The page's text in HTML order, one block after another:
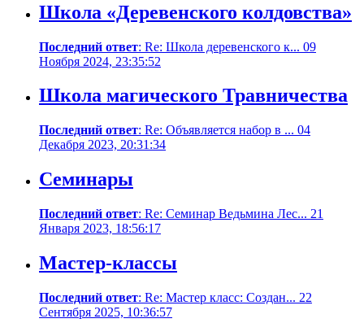
Школа «Деревенского колдовства»
Последний ответ: Re: Школа деревенского к... 09
Ноября 2024, 23:35:52
Школа магического Травничества
Последний ответ: Re: Объявляется набор в ... 04
Декабря 2023, 20:31:34
Семинары
Последний ответ: Re: Семинар Ведьмина Лес... 21
Января 2023, 18:56:17
Мастер-классы
Последний ответ: Re: Мастер класс: Создан... 22
Сентября 2025, 10:36:57